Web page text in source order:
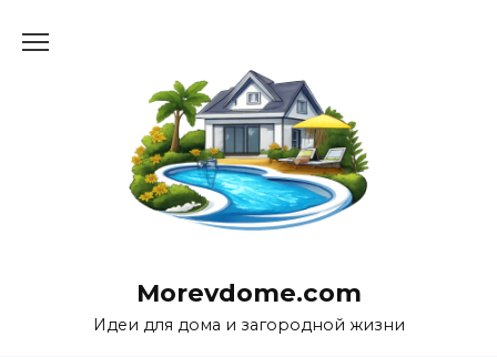
Morevdome.com
Идеи для дома и загородной жизни